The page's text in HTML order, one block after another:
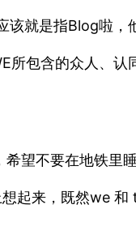
就是指Blog啦，
所包含的众人、
希望不要在地铁里
起来，既然we